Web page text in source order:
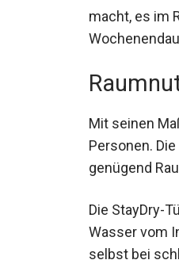
macht, es im
Mit seinen
Personen.
genügend
Die StayDry-
Wasser vom
selbst bei